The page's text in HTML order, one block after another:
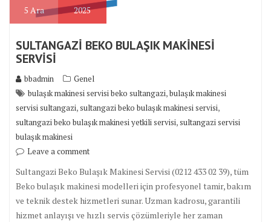
5 Ara 2025
SULTANGAZİ BEKO BULAŞIK MAKİNESİ
SERVİSİ
bbadmin
Genel
bulaşık makinesi servisi beko sultangazi,bulaşık makinesi
servisi sultangazi,sultangazi beko bulaşık makinesi servisi,
sultangazi beko bulaşık makinesi yetkili servisi,sultangazi servisi
bulaşık makinesi
Leave a comment
Sultangazi Beko Bulaşık Makinesi Servisi (0212 433 02 39), tüm
Beko bulaşık makinesi modelleri için profesyonel tamir, bakım
ve teknik destek hizmetleri sunar. Uzman kadrosu, garantili
hizmet anlayışı ve hızlı servis çözümleriyle her zaman